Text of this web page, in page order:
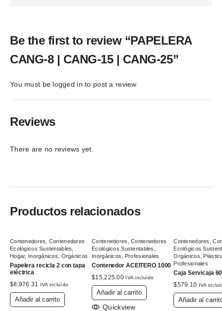
Be the first to review “PAPELERA
CANG-8 | CANG-15 | CANG-25”
You must be logged in to post a review.
Reviews
There are no reviews yet.
Productos relacionados
Contenedores
Contenedores
Ecológicos Sustentables
Hogar, Inorgánicos Orgánicos
Papelera recicla 2 con tapa
eléctrica
$8,976.31 IVA incluído
Añadir al carrito
Contenedores ,Contenedores
Ecológicos Sustentables
Inorgánicos
Profesionales
Contenedor ACEITERO 1000
$15,225.00 IVA incluído
Añadir al carrito
Quickview
Contenedores ,
Ecológicos
Orgánicos
Profesionales
Caja Servicaja 60
$579.10 IVA
Añadir al